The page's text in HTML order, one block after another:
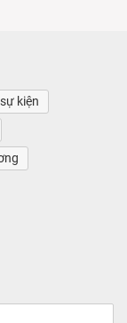
kiện